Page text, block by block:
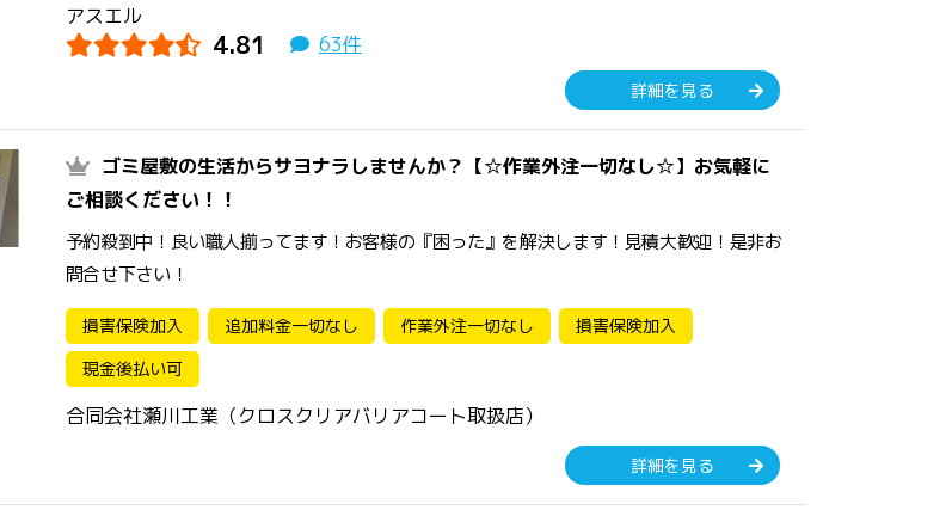
アスエル
4.81 63件
詳細を見る
ゴミ屋敷の生活からサヨナラしませんか？【☆作業外注一切なし☆】お気軽に
ご相談ください！！
予約殺到中！良い職人揃ってます！お客様の『困った』を解決します！見積大歓迎！是非お
問合せ下さい！
損害保険加入 追加料金一切なし 作業外注一切なし
損害保険加入
現金後払い可
合同会社瀬川工業（クロスクリアバリアコート取扱店）
詳細を見る